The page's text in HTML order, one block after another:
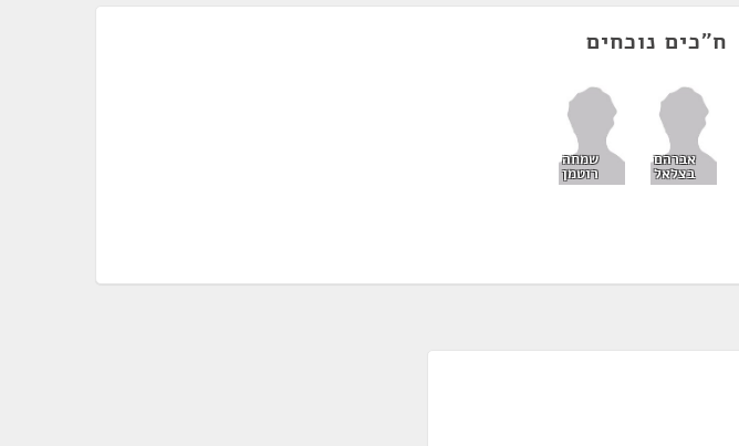
ח"כים נוכחים
אברהם
בצלאל
שמחה
רוטמן